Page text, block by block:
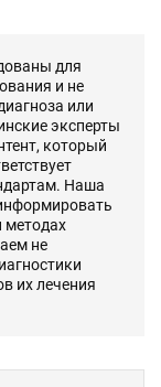
для
и не
или
эксперты
который
Наша
методах
не
их лечения